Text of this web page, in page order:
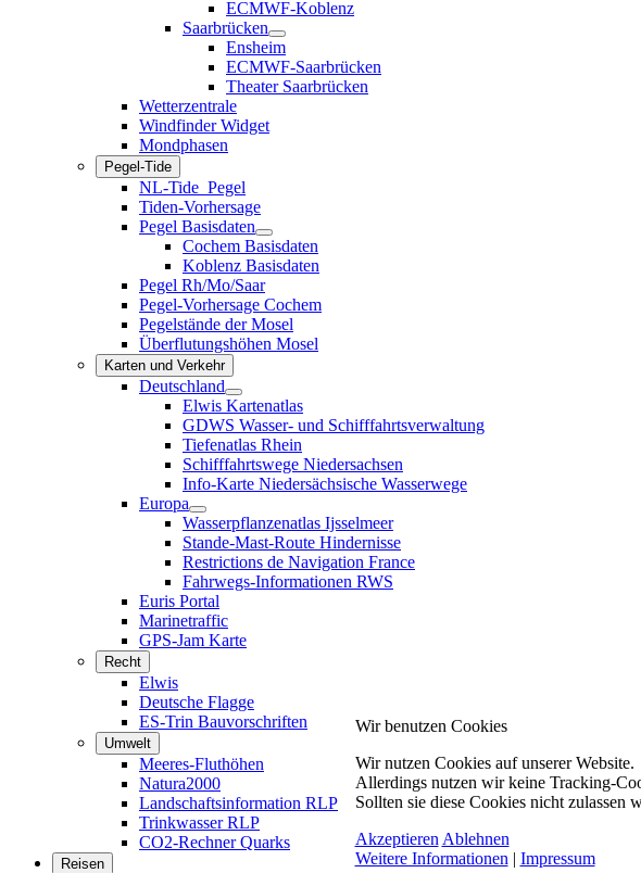
ECMWF-Koblenz
Saarbrücken
Ensheim
ECMWF-Saarbrücken
Theater Saarbrücken
Wetterzentrale
Windfinder Widget
Mondphasen
Pegel-Tide
NL-Tide_Pegel
Tiden-Vorhersage
Pegel Basisdaten
Cochem Basisdaten
Koblenz Basisdaten
Pegel Rh/Mo/Saar
Pegel-Vorhersage Cochem
Pegelstände der Mosel
Überflutungshöhen Mosel
Karten und Verkehr
Deutschland
Elwis Kartenatlas
GDWS Wasser- und Schifffahrtsverwaltung
Tiefenatlas Rhein
Schifffahrtswege Niedersachsen
Info-Karte Niedersächsische Wasserwege
Europa
Wasserpflanzenatlas Ijsselmeer
Stande-Mast-Route Hindernisse
Restrictions de Navigation France
Fahrwegs-Informationen RWS
Euris Portal
Marinetraffic
GPS-Jam Karte
Recht
Elwis
Deutsche Flagge
ES-Trin Bauvorschriften
Umwelt
Meeres-Fluthöhen
Natura2000
Landschaftsinformation RLP
Trinkwasser RLP
CO2-Rechner Quarks
Reisen
Wir benutzen Cookies
Wir nutzen Cookies auf unserer Website.
Allerdings nutzen wir keine Tracking-
Sollten sie diese Cookies nicht zulassen
Akzeptieren Ablehnen
Weitere Informationen | Impressum